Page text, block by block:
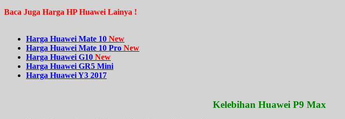
Baca Juga Harga HP Huawei Lainya !
Harga Huawei Mate 10 New
Harga Huawei Mate 10 Pro New
Harga Huawei G10 New
Harga Huawei GR5 Mini
Harga Huawei Y3 2017
Kelebihan Huawei P9 Max